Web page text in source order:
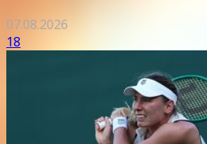
07.08.2026
18